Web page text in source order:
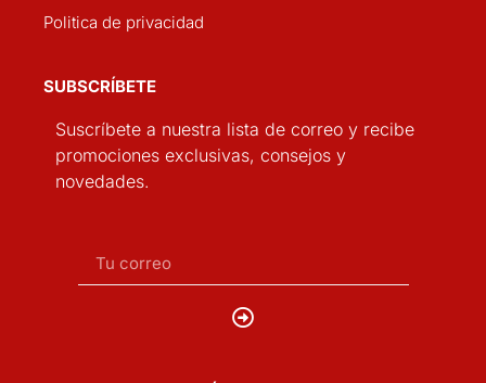
Politica de privacidad
SUBSCRÍBETE
Suscríbete a nuestra lista de correo y recibe
promociones exclusivas, consejos y
novedades.